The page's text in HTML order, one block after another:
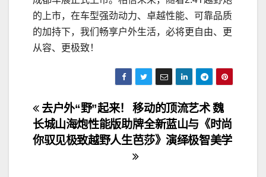
的上市，在车型强劲动力、卓越性能、可靠品质
的加持下，我们畅享户外生活，必将更自由、更
从容、更极致！
文
章
移动的顶流艺术 魏
牌全新蓝山与《时尚
芭莎》演绎极智美学
去户外“野”起来！
长城山海炮性能版助
你驭见极致越野人生